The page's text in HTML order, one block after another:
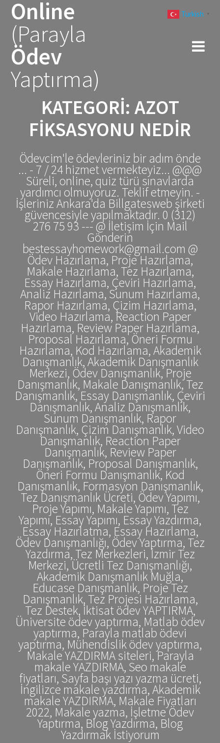
Online
(Parayla
Ödev
Yaptırma)
KATEGORI: AZOT
FIKSASYONU NEDIR
Ödevcim'le ödevleriniz bir adım önde
... - 7 / 24 hizmet vermekteyiz... @@@
Süreli, online, quiz türü sınavlarda
yardımcı olmuyoruz. Teklif etmeyin. -
İşleriniz Ankara'da Billgatesweb şirketi
güvencesiyle yapılmaktadır. 0 (312)
276 75 93 --- @ İletişim İçin Mail
Gönderin
bestessayhomework@gmail.com @
Ödev Hazırlama, Proje Hazırlama,
Makale Hazırlama, Tez Hazırlama,
Essay Hazırlama, Çeviri Hazırlama,
Analiz Hazırlama, Sunum Hazırlama,
Rapor Hazırlama, Çizim Hazırlama,
Video Hazırlama, Reaction Paper
Hazırlama, Review Paper Hazırlama,
Proposal Hazırlama, Öneri Formu
Hazırlama, Kod Hazırlama, Akademik
Danışmanlık, Akademik Danışmanlık
Merkezi, Ödev Danışmanlık, Proje
Danışmanlık, Makale Danışmanlık, Tez
Danışmanlık, Essay Danışmanlık, Çeviri
Danışmanlık, Analiz Danışmanlık,
Sunum Danışmanlık, Rapor
Danışmanlık, Çizim Danışmanlık, Video
Danışmanlık, Reaction Paper
Danışmanlık, Review Paper
Danışmanlık, Proposal Danışmanlık,
Öneri Formu Danışmanlık, Kod
Danışmanlık, Formasyon Danışmanlık,
Tez Danışmanlık Ücreti, Ödev Yapımı,
Proje Yapımı, Makale Yapımı, Tez
Yapımı, Essay Yapımı, Essay Yazdırma,
Essay Hazırlatma, Essay Hazırlama,
Ödev Danışmanlığı, Ödev Yaptırma, Tez
Yazdırma, Tez Merkezleri, İzmir Tez
Merkezi, Ücretli Tez Danışmanlığı,
Akademik Danışmanlık Muğla,
Educase Danışmanlık, Proje Tez
Danışmanlık, Tez Projesi Hazırlama,
Tez Destek, İktisat ödev YAPTIRMA,
Üniversite ödev yaptırma, Matlab ödev
yaptırma, Parayla matlab ödevi
yaptırma, Mühendislik ödev yaptırma,
Makale YAZDIRMA siteleri, Parayla
makale YAZDIRMA, Seo makale
fiyatları, Sayfa başı yazı yazma ücreti,
İngilizce makale yazdırma, Akademik
makale YAZDIRMA, Makale Fiyatları
2022, Makale yazma, İşletme Ödev
Yaptırma, Blog Yazdırma, Blog
Yazdırmak İstiyorum
Turkish ▼